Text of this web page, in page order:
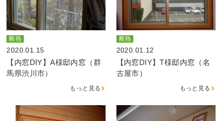
断熱
2020.01.15
【内窓DIY】A様邸内窓（群
馬県渋川市）
もっと見る
断熱
2020.01.12
【内窓DIY】T様邸内窓（名
古屋市）
もっと見る